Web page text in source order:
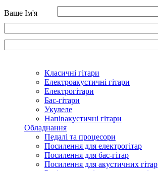
Ваше Ім'я
Класичні гітари
Електроакустичні гітари
Електрогітари
Бас-гітари
Укулеле
Напівакустичні гітари
Обладнання
Педалі та процесори
Посилення для електрогітар
Посилення для бас-гітар
Посилення для акустичних гітар